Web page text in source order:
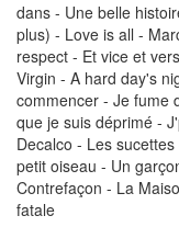
dans - Une belle
plus) - Love is all -
respect - Et vice et
Virgin - A hard day's
commencer - Je fume
que je suis déprimé -
Decalco - Les
petit oiseau - Un
Contrefaçon - La
fatale